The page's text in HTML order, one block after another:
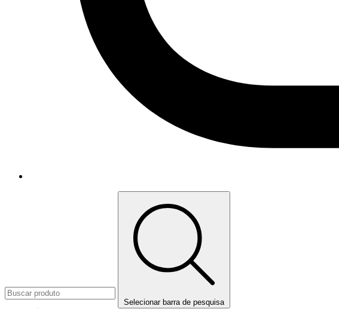
Selecionar barra de pesquisa